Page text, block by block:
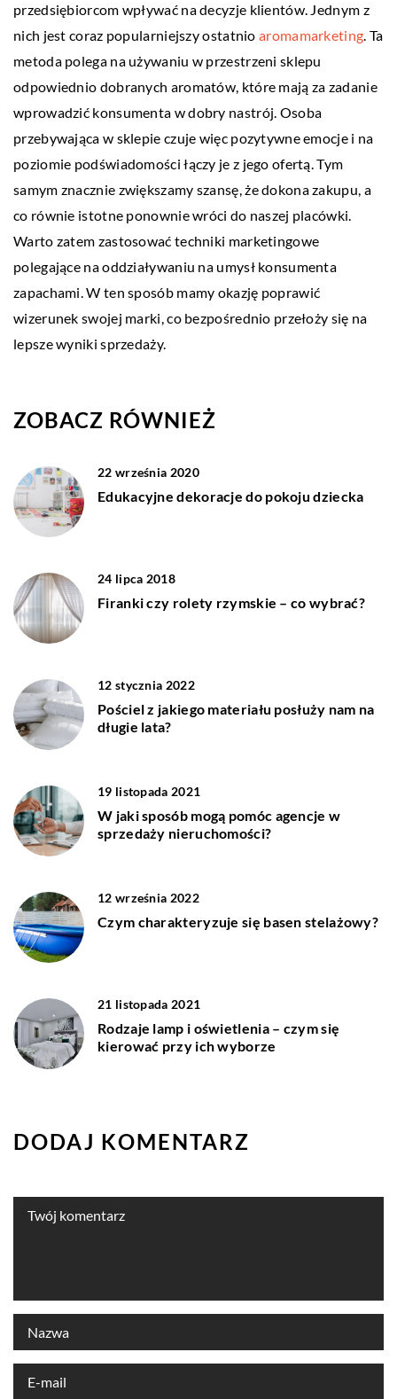
przedsiębiorcom wpływać na decyzje klientów. Jednym z
nich jest coraz popularniejszy ostatnioaromamarketing. Ta
metoda polega na używaniu w przestrzeni sklepu
odpowiednio dobranych aromatów, które mają za zadanie
wprowadzić konsumenta w dobry nastrój. Osoba
przebywająca w sklepie czuje więc pozytywne emocje i na
poziomie podświadomości łączy je z jego ofertą. Tym
samym znacznie zwiększamy szansę, że dokona zakupu, a
co równie istotne ponownie wróci do naszej placówki.
Warto zatem zastosować techniki marketingowe
polegające na oddziaływaniu na umysł konsumenta
zapachami. W ten sposób mamy okazję poprawić
wizerunek swojej marki, co bezpośrednio przełoży się na
lepsze wyniki sprzedaży.
ZOBACZ RÓWNIEŻ
22 września 2020
Edukacyjne dekoracje do pokoju dziecka
24 lipca 2018
Firanki czy rolety rzymskie – co wybrać?
12 stycznia 2022
Pościel z jakiego materiału posłuży nam na
długie lata?
19 listopada 2021
W jaki sposób mogą pomóc agencje w
sprzedaży nieruchomości?
12 września 2022
Czym charakteryzuje się basen stelażowy?
21 listopada 2021
Rodzaje lamp i oświetlenia – czym się
kierować przy ich wyborze
DODAJ KOMENTARZ